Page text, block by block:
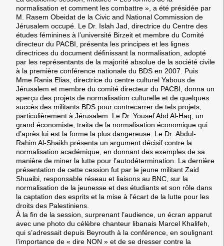
normalisation et comment les combattre » , a été présidée par
M. Rasem Obeidat de la Civic and National Commission de
Jérusalem occupé. Le Dr. Islah Jad , directrice du Centre des
études féminines à l’université Birzeit et membre du Comité
directeur du PACBI, présenta les principes et les lignes
directrices du document définissant la normalisation, adopté
par les représentants de la majorité absolue de la société civile
à la première conférence nationale du BDS en 2007. Puis
Mme Rania Elias , directrice du centre culturel Yabous de
Jérusalem et membre du comité directeur du PACBI, donna un
aperçu des projets de normalisation culturelle et de quelques
succès des militants BDS pour contrecarrer de tels projets,
particulièrement à Jérusalem. Le Dr. Yousef Abd Al-Haq , un
grand économiste, traita de la normalisation économique qui
d’après lui est la forme la plus dangereuse. Le Dr. Abdul-
Rahim Al-Shaikh présenta un argument décisif contre la
normalisation académique, en donnant des exemples de sa
manière de miner la lutte pour l’autodétermination. La dernière
présentation de cette cession fut par le jeune militant Zaid
Shuaibi , responsable réseau et liaisons au BNC, sur la
normalisation de la jeunesse et des étudiants et son rôle dans
la captation des esprits et la mise à l’écart de la lutte pour les
droits des Palestiniens.
À la fin de la session, surprenant l’audience, un écran apparut
avec une photo du célèbre chanteur libanais Marcel Khalifeh
qui s’adressait depuis Beyrouth à la conférence, en soulignant
l’importance de « dire NON » et de se dresser contre la